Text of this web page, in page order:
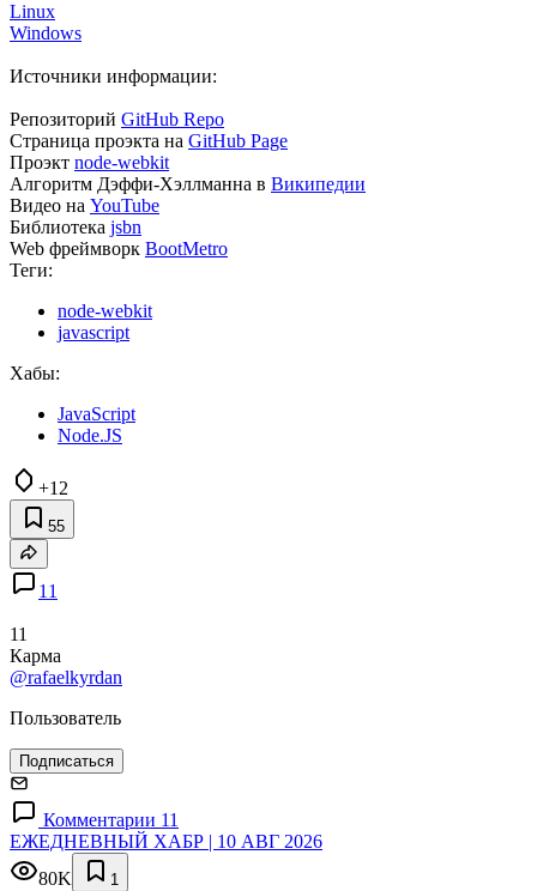
Linux
Windows
Источники информации:
Репозиторий GitHub Repo
Страница проэкта на GitHub Page
Проэкт node-webkit
Алгоритм Дэффи-Хэллманна в Википедии
Видео на YouTube
Библиотека jsbn
Web фреймворк BootMetro
Теги:
node-webkit
javascript
Хабы:
JavaScript
Node.JS
+12
55
11
11
Карма
@rafaelkyrdan
Пользователь
Подписаться
Комментарии 11
ЕЖЕДНЕВНЫЙ ХАБР | 10 АВГ 2026
80K
1